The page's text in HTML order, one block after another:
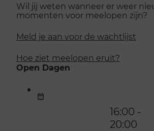
Wil jij weten wanneer er weer
momenten voor meelopen zijn?
Meld je aan voor de wachtlijst
Hoe ziet meelopen eruit?
Open Dagen
16:00 -
20:00